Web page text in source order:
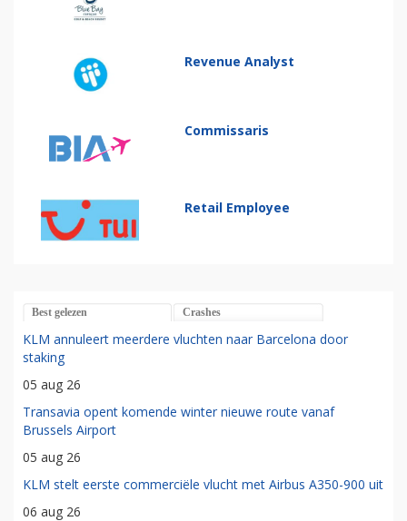
Revenue Analyst
Commissaris
Retail Employee
Best gelezen Crashes
KLM annuleert meerdere vluchten naar Barcelona door
staking
05 aug 26
Transavia opent komende winter nieuwe route vanaf
Brussels Airport
05 aug 26
KLM stelt eerste commerciële vlucht met Airbus A350-900 uit
06 aug 26